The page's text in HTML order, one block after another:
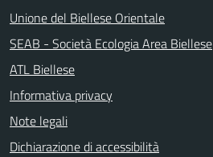
Unione del Biellese Orientale
SEAB - Società Ecologia Area Biellese
ATL Biellese
Informativa privacy
Note legali
Dichiarazione di accessibilità